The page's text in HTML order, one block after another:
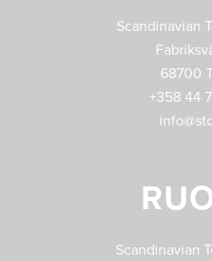
Scandinavian
68700
+358 44
Scandinavian